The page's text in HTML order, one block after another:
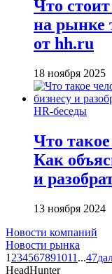
Что
на рынке
от hh.ru
18 ноября 2025
HR-беседы
Что
Как
и
13 ноября 2024
Новости компаний
Новости рынка
1 234567891011 ...47
HeadHunter